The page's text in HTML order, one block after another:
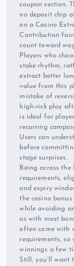
coupon section.
no deposit chip
on a Casino
Contribution
count toward
Players who
stake rhythm,
extract better
value from this
mistake of
high-risk play
is ideal for
recurring
Users can
before
stage surprises.
Being across
requirements,
and expiry
the casino bonus
while avoiding
as with most
often come with
requirements,
winnings a few
Still, you’ll want